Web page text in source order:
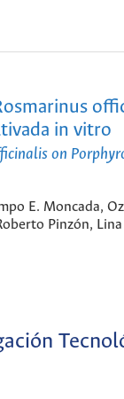
in vitro
on
E. Moncada,
Pinzón,